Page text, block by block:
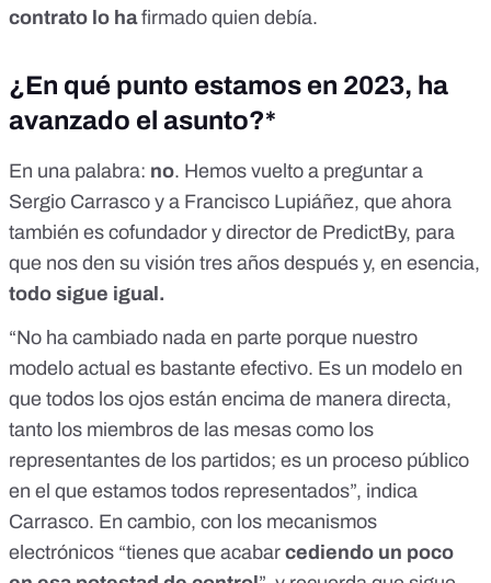
contrato lo hafirmado quien debía.
¿En qué punto estamos en 2023, ha
avanzado el asunto?*
En una palabra: no. Hemos vuelto a preguntar a
Sergio Carrasco y a Francisco Lupiáñez, que ahora
también es cofundador y director de PredictBy, para
que nos den su visión tres años después y, en esencia,
todo sigue igual.
“No ha cambiado nada en parte porque nuestro
modelo actual es bastante efectivo. Es un modelo en
que todos los ojos están encima de manera directa,
tanto los miembros de las mesas como los
representantes de los partidos; es un proceso público
en el que estamos todos representados”, indica
Carrasco. En cambio, con los mecanismos
electrónicos “tienes que acabar cediendo un poco